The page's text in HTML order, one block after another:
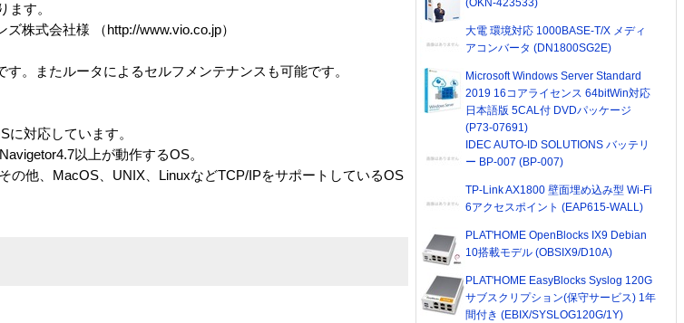
ます。
株式会社様 （http://www.vio.co.jp）
。またルータによるセルフメンテナンスも可能です。
対応しています。
以上が動作するOS。
の他、MacOS、UNIX、LinuxなどTCP/IPをサポートしているOS
(OKN-423533)
大電 環境対応 1000BASE-T/X メディ
アコンバータ (DN1800SG2E)
Microsoft Windows Server Standard
2019 16コアライセンス 64bitWin対応
日本語版 5CAL付 DVDパッケージ
(P73-07691)
IDEC AUTO-ID SOLUTIONS バッテリ
ー BP-007 (BP-007)
TP-Link AX1800 壁面埋め込み型 Wi-Fi
6アクセスポイント (EAP615-WALL)
PLAT'HOME OpenBlocks IX9 Debian
10搭載モデル (OBSIX9/D10A)
PLAT'HOME EasyBlocks Syslog 120G
サブスクリプション(保守サービス) 1年
間付き (EBIX/SYSLOG120G/1Y)